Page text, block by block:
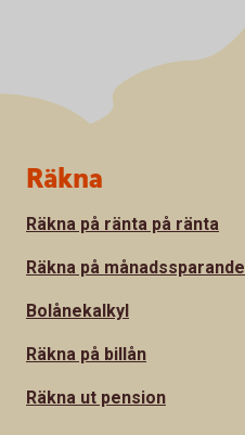
Sidfot
Räkna
Räkna på ränta på ränta
Räkna på månadssparande
Bolånekalkyl
Räkna på billån
Räkna ut pension